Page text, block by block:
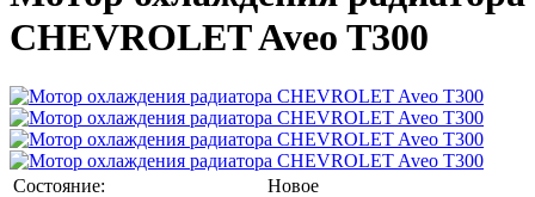
CHEVROLET Aveo T300
Состояние:
Новое